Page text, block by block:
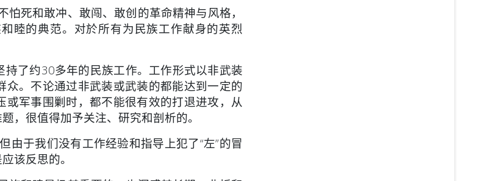
怕死和敢冲、敢闯、敢创的革命精神与风格，
睦的典范。对於所有为民族工作献身的英烈
持了约30多年的民族工作。工作形式以非武装
众。不论通过非武装或武装的都能达到一定的
或军事围剿时，都不能很有效的打退进攻，从
，很值得加予关注、研究和剖析的。
由于我们没有工作经验和指导上犯了“左”的冒
该反思的。